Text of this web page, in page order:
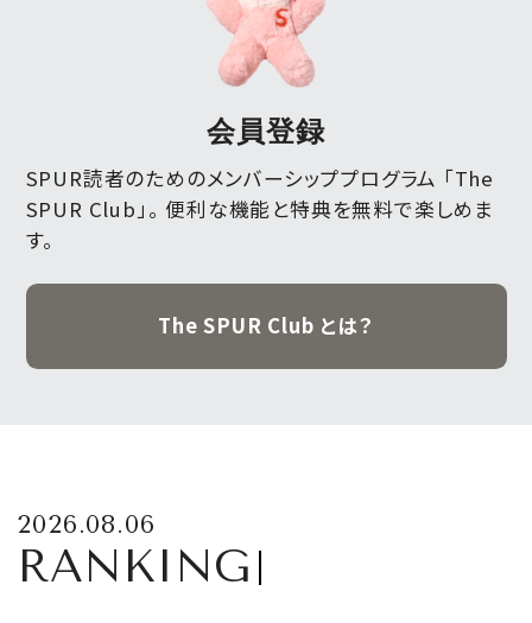
会員登録
SPUR読者のためのメンバーシッププログラム 「The
SPUR Club」。 便利な機能と特典を無料で楽しめま
す。
The SPUR Club とは？
2026.08.06
RANKING